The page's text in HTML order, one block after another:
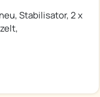
Stabilisator, 2 x